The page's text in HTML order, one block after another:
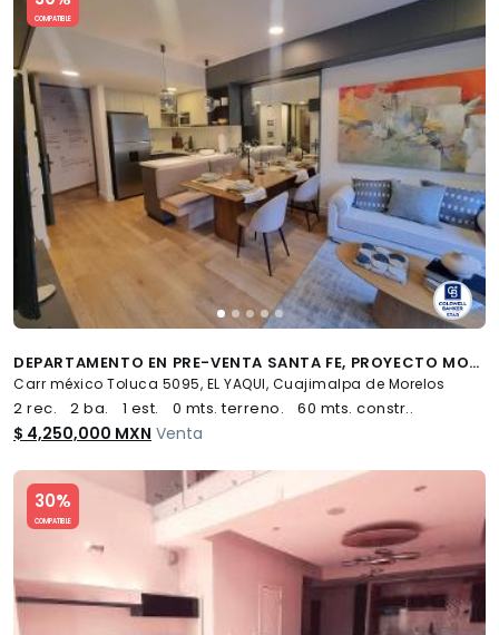
COMPATIBLE
DEPARTAMENTO EN PRE-VENTA SANTA FE, PROYECTO MORE SANTA FE
Carr méxico Toluca 5095, EL YAQUI, Cuajimalpa de Morelos
2 rec. 2 ba. 1 est. 0 mts. terreno. 60 mts. constr..
$ 4,250,000 MXN Venta
30%
COMPATIBLE
Slide 1 of 5